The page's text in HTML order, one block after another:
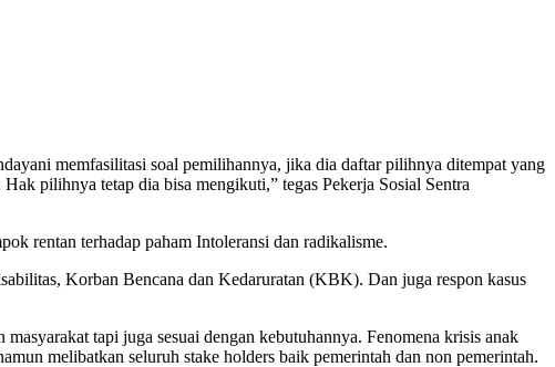
memfasilitasi soal pemilihannya, jika dia daftar pilihnya ditempat yang
pilihnya tetap dia bisa mengikuti,” tegas Pekerja Sosial Sentra
rentan terhadap paham Intoleransi dan radikalisme.
Korban Bencana dan Kedaruratan (KBK). Dan juga respon kasus
tapi juga sesuai dengan kebutuhannya. Fenomena krisis anak
melibatkan seluruh stake holders baik pemerintah dan non pemerintah.